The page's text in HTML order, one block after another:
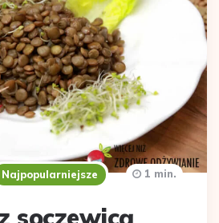
Najpopularniejsze 1 min.